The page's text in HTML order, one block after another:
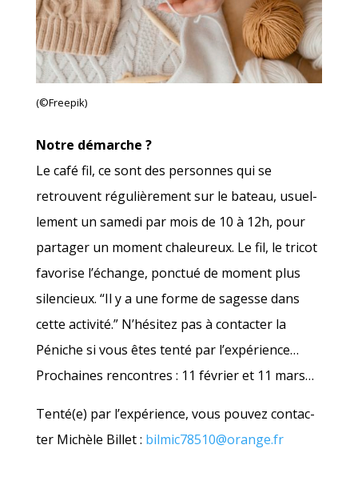
(©Free­pik)
Notre démarche ?
Le café fil, ce sont des per­sonnes qui se
retrouvent régu­liè­re­ment sur le bateau, usuel­
le­ment un same­di par mois de 10 à 12h, pour
par­ta­ger un moment cha­leu­reux. Le fil, le tri­cot
favo­rise l’é­change, ponc­tué de moment plus
silen­cieux. “Il y a une forme de sagesse dans
cette acti­vi­té.” N’hé­si­tez pas à contac­ter la
Péniche si vous êtes ten­té par l’ex­pé­rience…
Pro­chaines ren­contres : 11 février et 11 mars…
Tenté(e) par l’ex­pé­rience, vous pou­vez contac­
ter Michèle Billet : bilmic78510@orange.fr